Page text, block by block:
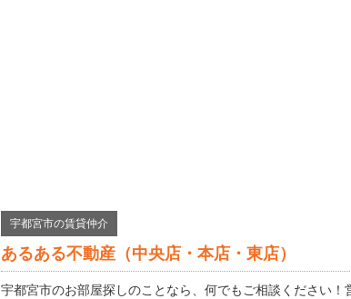
宇都宮市の賃貸仲介
あるある不動産（中央店・本店・東店）
宇都宮市のお部屋探しのことなら、何でもご相談ください！